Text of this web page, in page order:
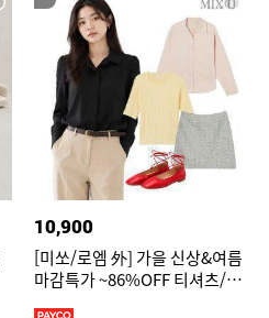
10,900
[미쏘/로엠 外] 가을 신상&여름
마감특가 ~86%OFF 티셔츠/슬